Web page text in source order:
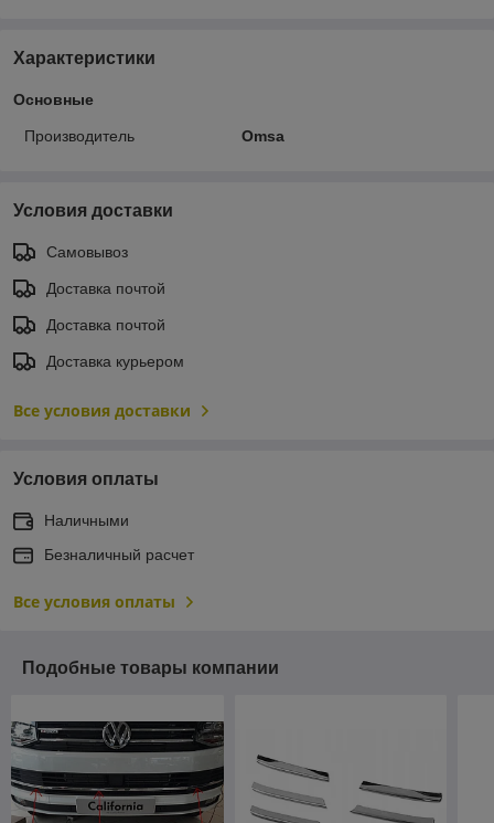
Характеристики
Основные
Производитель Omsa
Условия доставки
Самовывоз
Доставка почтой
Доставка почтой
Доставка курьером
Все условия доставки
Условия оплаты
Наличными
Безналичный расчет
Все условия оплаты
Подобные товары компании